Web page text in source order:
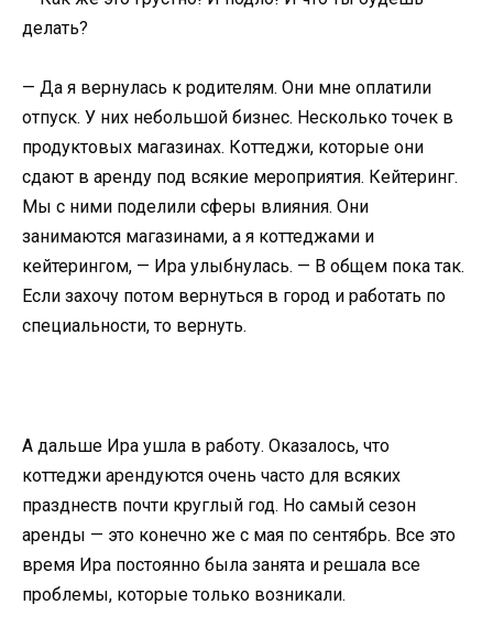
делать?
— Да я вернулась к родителям. Они мне оплатили
отпуск. У них небольшой бизнес. Несколько точек в
продуктовых магазинах. Коттеджи, которые они
сдают в аренду под всякие мероприятия. Кейтеринг.
Мы с ними поделили сферы влияния. Они
занимаются магазинами, а я коттеджами и
кейтерингом, — Ира улыбнулась. — В общем пока так.
Если захочу потом вернуться в город и работать по
специальности, то вернуть.
А дальше Ира ушла в работу. Оказалось, что
коттеджи арендуются очень часто для всяких
празднеств почти круглый год. Но самый сезон
аренды — это конечно же с мая по сентябрь. Все это
время Ира постоянно была занята и решала все
проблемы, которые только возникали.